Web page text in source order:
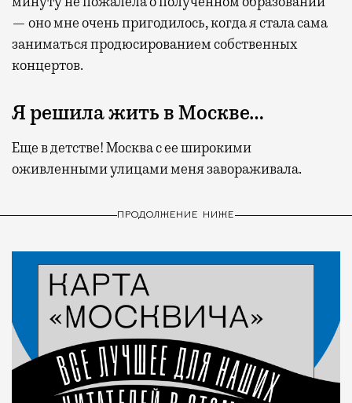
— оно мне очень пригодилось, когда я стала сама
заниматься продюсированием собственных
концертов.
Я решила жить в Москве…
Еще в детстве! Москва с ее широкими
оживленными улицами меня завораживала.
ПРОДОЛЖЕНИЕ НИЖЕ